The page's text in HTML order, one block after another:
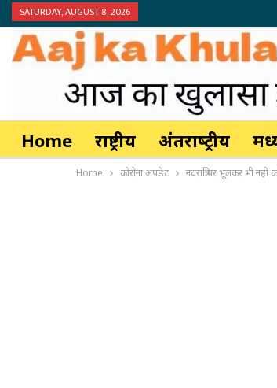
SATURDAY, AUGUST 8, 2026
Home राष्ट्रीय अंतर्राष्‍ट्रीय
Home कोरोना अपडेट नवरात्रि पर भूलकर भी